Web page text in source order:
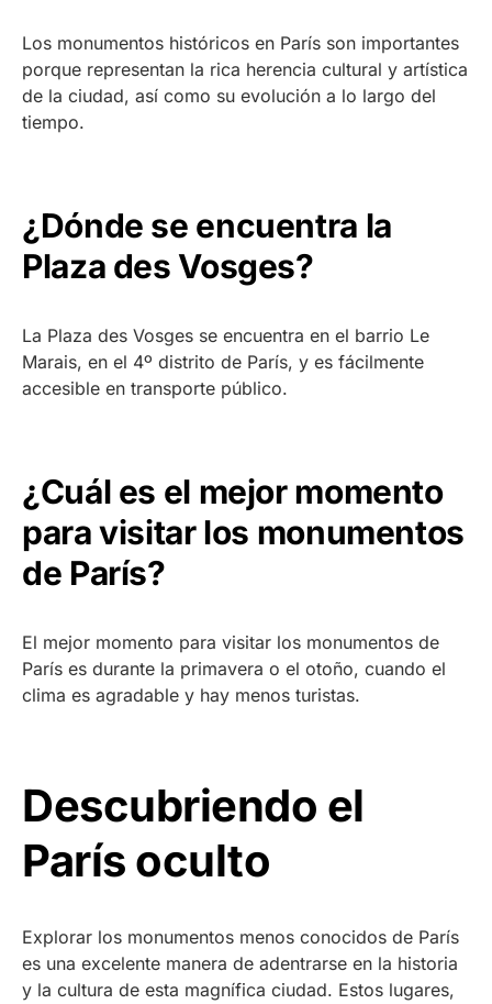
Los monumentos históricos en París son importantes
porque representan la rica herencia cultural y artística
de la ciudad, así como su evolución a lo largo del
tiempo.
¿Dónde se encuentra la
Plaza des Vosges?
La Plaza des Vosges se encuentra en el barrio Le
Marais, en el 4º distrito de París, y es fácilmente
accesible en transporte público.
¿Cuál es el mejor momento
para visitar los monumentos
de París?
El mejor momento para visitar los monumentos de
París es durante la primavera o el otoño, cuando el
clima es agradable y hay menos turistas.
Descubriendo el
París oculto
Explorar los monumentos menos conocidos de París
es una excelente manera de adentrarse en la historia
y la cultura de esta magnífica ciudad. Estos lugares,